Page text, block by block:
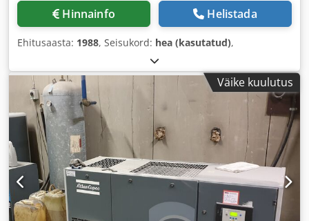
Hinnainfo Helistada
Ehitusaasta: 1988, Seisukord: hea (kasutatud),
Väike kuulutus